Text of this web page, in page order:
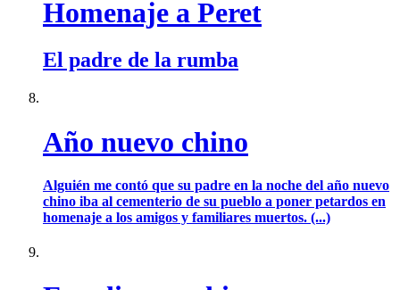
Homenaje a Peret
El padre de la rumba
Año nuevo chino
Alguién me contó que su padre en la noche del año nuevo
chino iba al cementerio de su pueblo a poner petardos en
homenaje a los amigos y familiares muertos. (...)